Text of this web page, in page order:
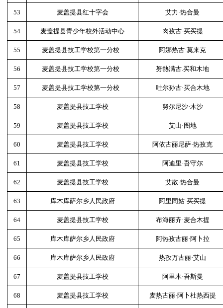
53 麦盖提县红十字会 艾力·热合曼
54 麦盖提县青少年校外活动中心 肉孜古·买买提
55 麦盖提县技工学校第一分校 阿娜热古·莫来克
56 麦盖提县技工学校第一分校 努熱满古.买和木地
57 麦盖提县技工学校第一分校 吐尔孙古·买合木地
58 麦盖提县技工学校 努尔尼沙·木沙
59 麦盖提县技工学校 艾山·图地
60 麦盖提县技工学校 阿依古丽尼萨·热孜克
61 麦盖提县技工学校 阿迪里·吾守尔
62 麦盖提县技工学校 艾散·热合曼
63 库木库萨尔乡人民政府 阿里同姑·买买提
64 麦盖提县技工学校 布海丽齐·麦合木提
65 库木库萨尔乡人民政府 阿热孜古丽·阿卜拉
66 库木库萨尔乡人民政府 热孜万古丽·艾山
67 麦盖提县技工学校 阿里木·吾斯曼
68 麦盖提县技工学校 麦热古丽·阿卜杜热西提